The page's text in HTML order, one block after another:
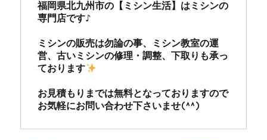
福岡県北九州市の【ミシン生活】はミシンの
専門店です♪
ミシンの販売は勿論の事、ミシン教室の運
営、古いミシンの修理・調整、下取りも承っ
ております
お見積もりまでは無料となっておりますので
お気軽にお問い合わせ下さいませ(^^)